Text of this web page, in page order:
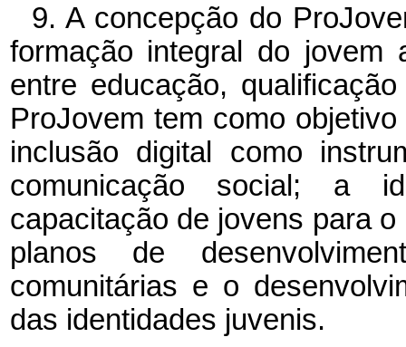
9. A concepção do
formação integral do jovem
entre educação,
ProJovem tem como
inclusão digital como
comunicação social; a
capacitação de jovens para
planos de
comunitárias e o
das identidades juvenis.